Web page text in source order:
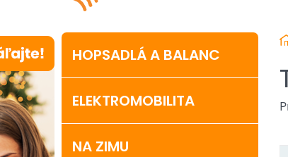
HOPSADLÁ A BALANC
ELEKTROMOBILITA
NA ZIMU